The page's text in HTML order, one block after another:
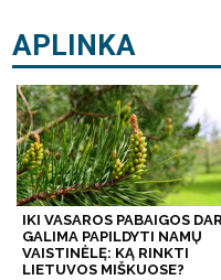
APLINKA
IKI VASAROS PABAIGOS
GALIMA PAPILDYTI NAMŲ
VAISTINĖLĘ: KĄ RINKTI
LIETUVOS MIŠKUOSE?